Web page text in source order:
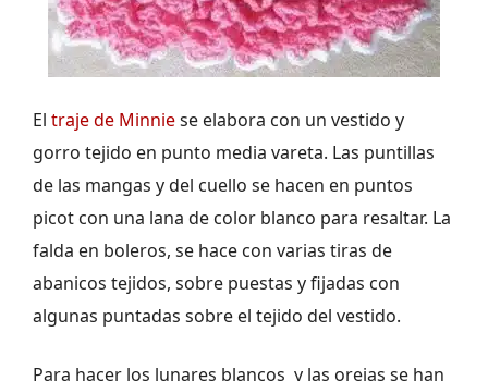
El traje de Minniese elabora con un vestido y
gorro tejido en punto media vareta. Las puntillas
de las mangas y del cuello se hacen en puntos
picot con una lana de color blanco para resaltar. La
falda en boleros, se hace con varias tiras de
abanicos tejidos, sobre puestas y fijadas con
algunas puntadas sobre el tejido del vestido.
Para hacer los lunares blancos y las orejas se han